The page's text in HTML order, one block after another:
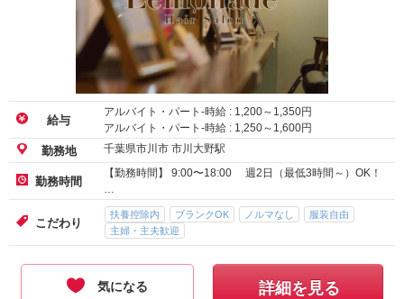
給与
アルバイト・パート-時給 : 1,200～ 1,350円
アルバイト・パート-時給 : 1,250～ 1,600円
勤務地 千葉県市川市 市川大野駅
勤務時間
【勤務時間】 9:00〜18:00 週2日（最低3時間～）OK！
…
こだわり
扶養控除内 ブランクOK ノルマなし
服装自由
主婦・主夫歓迎
気になる 詳細を見る